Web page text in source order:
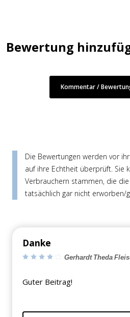
Bewertung
Kommentar /
Die Bewertungen werden vor
auf ihre Echtheit überprüft. Sie
Verbrauchern stammen, die
tatsächlich gar nicht erworben/
Danke
Gerhardt Theda
Guter Beitrag!